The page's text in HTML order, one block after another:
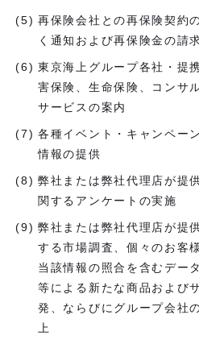
再保険会社との再保険契約
く通知および再保険金の請
東京海上グループ各社・提
害保険、生命保険、コンサ
サービスの案内
各種イベント・キャンペー
情報の提供
弊社または弊社代理店が提
関するアンケートの実施
弊社または弊社代理店が提
する市場調査、個々のお客
当該情報の照合を含むデー
等による新たな商品および
発、ならびにグループ会社
上